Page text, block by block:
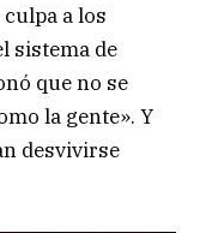
a los
sistema de
que no se
la gente». Y
desvivirse